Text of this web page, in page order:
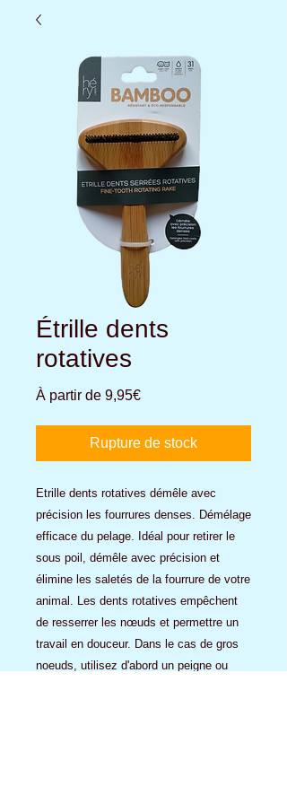
Étrille dents
rotatives
À partir de 9,95€Prix
Rupture de stock
Etrille dents rotatives démêle avec
précision les fourrures denses. Démélage
efficace du pelage. Idéal pour retirer le
sous poil, démêle avec précision et
élimine les saletés de la fourrure de votre
animal. Les dents rotatives empêchent
de resserrer les nœuds et permettre un
travail en douceur. Dans le cas de gros
noeuds, utilisez d'abord un peigne ou